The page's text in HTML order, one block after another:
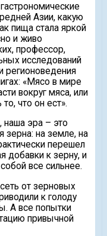
Азии, какую
пища стала яркой
и живо
профессор,
исследований
регионоведения
«Мясо в мире
вокруг мяса, или
что он ест».
наша эра – это
зерна: на земле, на
перешел
добавки к зерну, и
все сильнее.
от зерновых
к голоду
А все попытки
привычной